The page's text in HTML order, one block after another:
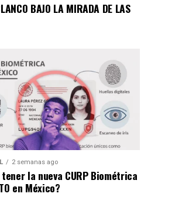
BAJO LA MIRADA DE LAS
2 semanas ago
tener la nueva CURP Biométrica
en México?